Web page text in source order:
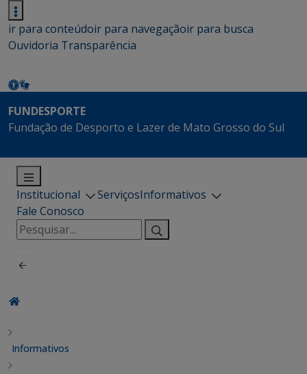
ir para conteúdoir para navegaçãoir para busca
Ouvidoria Transparência
FUNDESPORTE
Fundação de Desporto e Lazer de Mato Grosso do Sul
Institucional ServiçosInformativos
Fale Conosco
Pesquisar
por:
Informativos